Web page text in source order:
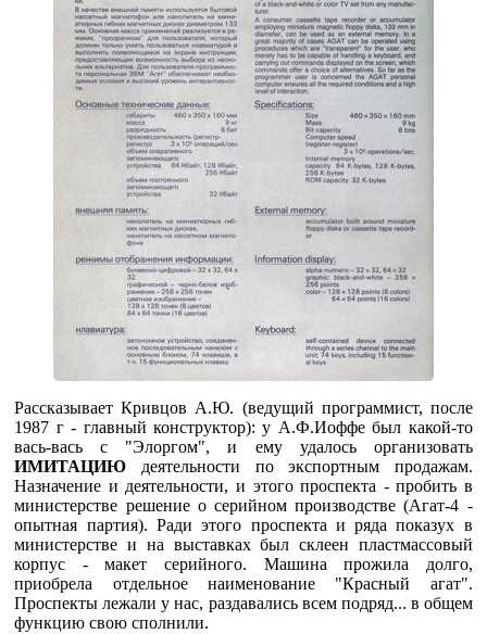
Рассказывает Кривцов А.Ю. (ведущий программист, после
1987 г - главный конструктор): у А.Ф.Иоффе был какой-то
вась-вась с "Элоргом", и ему удалось организовать
ИМИТАЦИЮ деятельности по экспортным продажам.
Назначение и деятельности, и этого проспекта - пробить в
министерстве решение о серийном производстве (Агат-4 -
опытная партия). Ради этого проспекта и ряда показух в
министерстве и на выставках был склеен пластмассовый
корпус - макет серийного. Машина прожила долго,
приобрела отдельное наименование "Красный агат".
Проспекты лежали у нас, раздавались всем подряд... в общем
функцию свою сполнили.